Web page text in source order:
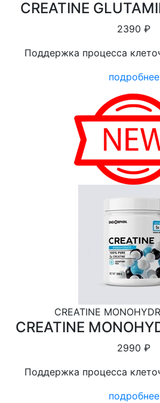
CREATINE
2390 ₽
Поддержка процесса
подробнее
CREATINE
CREATINE
2990 ₽
Поддержка процесса
подробнее